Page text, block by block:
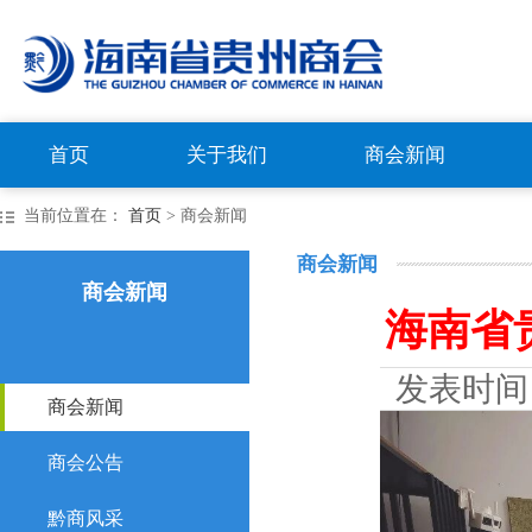
首页 关于我们 商会新闻
当前位置在： 首页 > 商会新闻
商会新闻
商会新闻
商会公告
黔商风采
商会新闻
海南省
发表时